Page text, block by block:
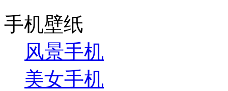
手机壁纸
风景手机
美女手机